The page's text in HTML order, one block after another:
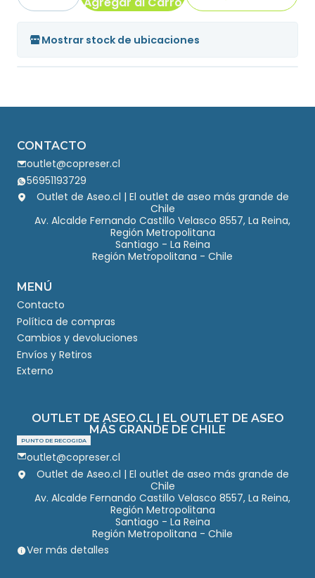
Mostrar stock de ubicaciones
CONTACTO
outlet@copreser.cl
56951193729
Outlet de Aseo.cl | El outlet de aseo más grande de
Chile
Av. Alcalde Fernando Castillo Velasco 8557, La Reina,
Región Metropolitana
Santiago - La Reina
Región Metropolitana - Chile
MENÚ
Contacto
Política de compras
Cambios y devoluciones
Envíos y Retiros
Externo
OUTLET DE ASEO.CL | EL OUTLET DE ASEO
MÁS GRANDE DE CHILE
PUNTO DE RECOGIDA
outlet@copreser.cl
Outlet de Aseo.cl | El outlet de aseo más grande de
Chile
Av. Alcalde Fernando Castillo Velasco 8557, La Reina,
Región Metropolitana
Santiago - La Reina
Región Metropolitana - Chile
Ver más detalles